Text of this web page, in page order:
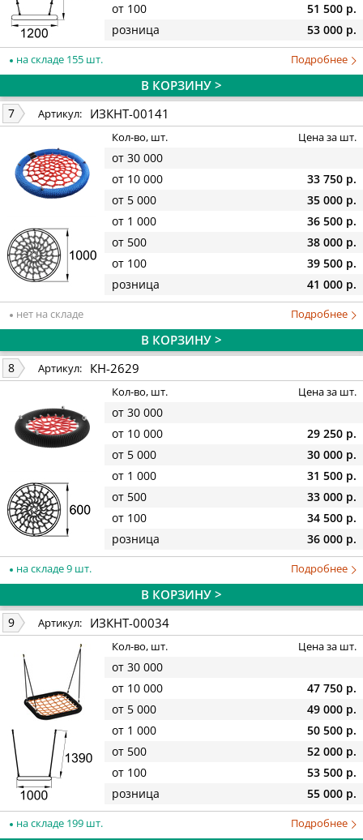
от 100
51 500 р.
розница
53 000 р.
на складе 155 шт. Подробнее
В КОРЗИНУ >
7 Артикул: ИЗКНТ-00141
Кол-во, шт. Цена за шт.
от 30 000
от 10 000
33 750 р.
от 5 000
35 000 р.
от 1 000
36 500 р.
от 500
38 000 р.
от 100
39 500 р.
розница
41 000 р.
нет на складе Подробнее
В КОРЗИНУ >
8 Артикул: КН-2629
Кол-во, шт. Цена за шт.
от 30 000
от 10 000
29 250 р.
от 5 000
30 000 р.
от 1 000
31 500 р.
от 500
33 000 р.
от 100
34 500 р.
розница
36 000 р.
на складе 9 шт. Подробнее
В КОРЗИНУ >
9 Артикул: ИЗКНТ-00034
Кол-во, шт. Цена за шт.
от 30 000
от 10 000
47 750 р.
от 5 000
49 000 р.
от 1 000
50 500 р.
от 500
52 000 р.
от 100
53 500 р.
розница
55 000 р.
на складе 199 шт. Подробнее